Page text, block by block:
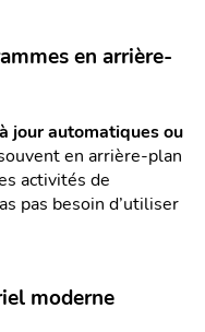
en arrière-
jour automatiques ou
en arrière-plan
activités de
pas besoin d’utiliser
moderne